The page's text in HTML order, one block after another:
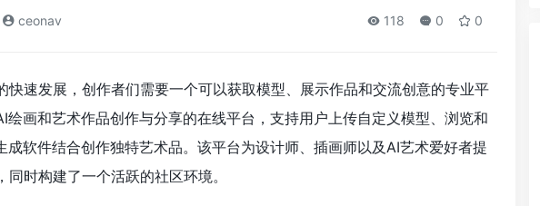
ceonav 118 0 0
快速发展，创作者们需要一个可以获取模型、展示作品和交流创意的专业平
画和艺术作品创作与分享的在线平台，支持用户上传自定义模型、浏览和
成软件结合创作独特艺术品。该平台为设计师、插画师以及AI艺术爱好者提
时构建了一个活跃的社区环境。